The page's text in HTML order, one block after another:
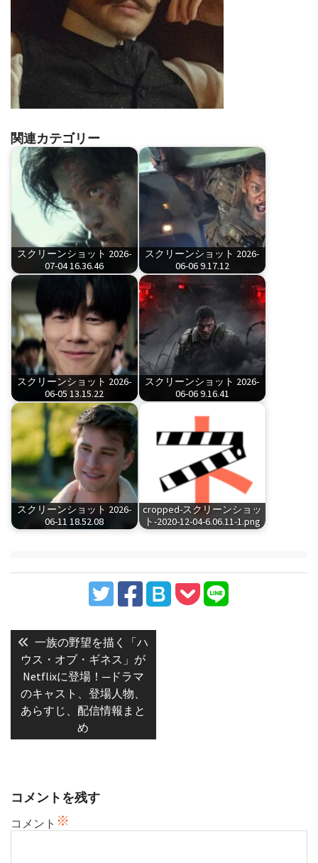
関連カテゴリー
スクリーンショット 2026-
07-04 16.36.46
スクリーンショット 2026-
06-06 9.17.12
スクリーンショット 2026-
06-05 13.15.22
スクリーンショット 2026-
06-06 9.16.41
スクリーンショット 2026-
06-11 18.52.08
cropped-スクリーンショッ
ト-2020-12-04-6.06.11-1.png
稿
ナ
ビ
ゲ
ー
Previous
post:
一族の野望を描く「ハ
ウス・オブ・ギネス」が
Netflixに登場！─ドラマ
のキャスト、登場人物、
あらすじ、配信情報まと
め
コメントを残す
コメント ※